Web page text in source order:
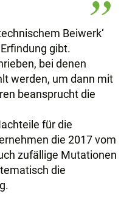
Beiwerk‘
gibt.
bei denen
werden, um dann mit
beansprucht die
für die
die 2017 vom
zufällige Mutationen
die